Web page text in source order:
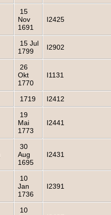
15
Nov
1691
I2425
15 Jul
1799
I2902
26
Okt
1770
I1131
1719 I2412
19
Mai
1773
I2441
30
Aug
1695
I2431
10
Jan
1736
I2391
10